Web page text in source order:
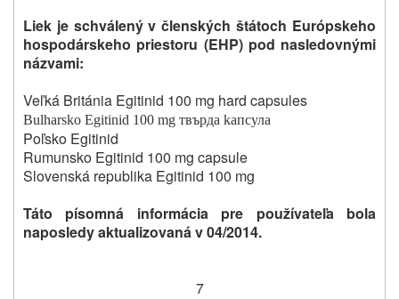
Liek je schválený v členských štátoch Európskeho
hospodárskeho priestoru (EHP) pod nasledovnými
názvami:
Veľká Británia Egitinid 100 mg hard capsules
Bulharsko Egitinid 100 mg твърда kапсула
Poľsko Egitinid
Rumunsko Egitinid 100 mg capsule
Slovenská republika Egitinid 100 mg
Táto písomná informácia pre používateľa bola
naposledy aktualizovaná v04/2014.
7